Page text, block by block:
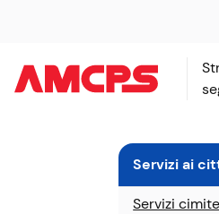
contenuto
Servizi ai
Servizi